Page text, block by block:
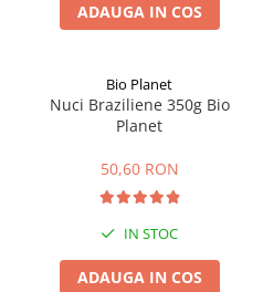
ADAUGA IN COS
Bio Planet
Nuci Braziliene 350g Bio
Planet
50,60 RON
IN STOC
ADAUGA IN COS